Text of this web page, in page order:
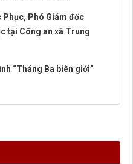
Phó Giám đốc
tại Công an xã Trung
“Tháng Ba biên giới”